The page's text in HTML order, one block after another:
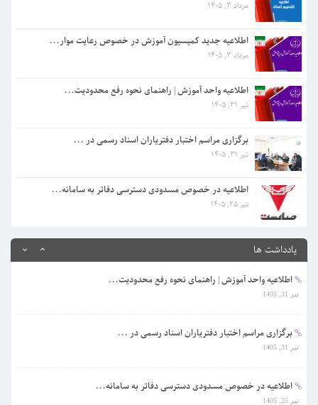
مرداد 3, 1405
اطلاعیه جدید کمیسیون آموزش در خصوص رعایت موار...
مرداد 3, 1405
اطلاعیه واحد آموزش | راهنمای نحوه رفع محدودیت...
تیر 31, 1405
برگزاری مراسم اختبار دفتریاران اسناد رسمی در ...
تیر 31, 1405
اطلاعیه در خصوص مسدودی دسترسی دفاتر به سامانه...
تیر 25, 1405
یادداشت ها
اطلاعیه واحد آموزش | راهنمای نحوه رفع محدودیت...
برگزاری مراسم اختبار دفتریاران اسناد رسمی در ...
اطلاعیه در خصوص مسدودی دسترسی دفاتر به سامانه...
اطلاعیه کمیسیون تقسیم اسناد...
مرداد 3, 1405
مرداد 3, 1405
اطلاعیه واحد آموزش | راهنمای نحوه رفع محدودیت...
تیر 31, 1405
برگزاری مراسم اختبار دفتریاران اسناد رسمی در ...
تیر 31, 1405
اطلاعیه در خصوص مسدودی دسترسی دفاتر به سامانه...
تیر 25, 1405